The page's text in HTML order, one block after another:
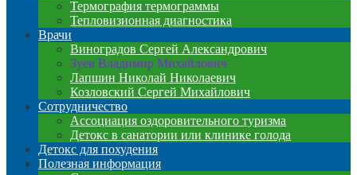
Термография термограммы
Тепловизионная диагностика
Врачи
Виноградов Сергей Александрович
Зуев Владимир Михайлович
Лапшин Николай Николаевич
Козловский Сергей Михайлович
Сотрудничество
Ассоциация оздоровительного туризма
Детокс в санатории или клинике голода
Детокс для похудения
Полезная информация